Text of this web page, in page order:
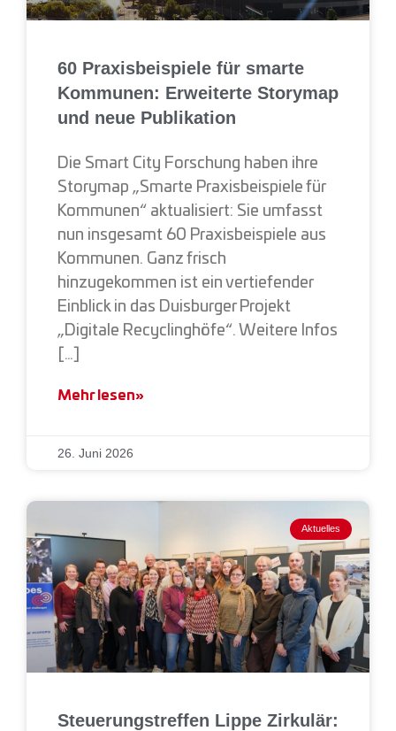
60 Praxisbeispiele für smarte
Kommunen: Erweiterte Storymap
und neue Publikation
Die Smart City Forschung haben ihre
Storymap „Smarte Praxisbeispiele für
Kommunen“ aktualisiert: Sie umfasst
nun insgesamt 60 Praxisbeispiele aus
Kommunen. Ganz frisch
hinzugekommen ist ein vertiefender
Einblick in das Duisburger Projekt
„Digitale Recyclinghöfe“. Weitere Infos
[…]
Mehr lesen»
26. Juni 2026
Aktuelles
Steuerungstreffen Lippe Zirkulär: